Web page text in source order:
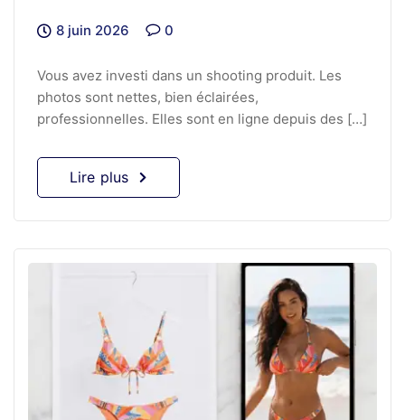
8 juin 2026 0
Vous avez investi dans un shooting produit. Les
photos sont nettes, bien éclairées,
professionnelles. Elles sont en ligne depuis des […]
Lire plus